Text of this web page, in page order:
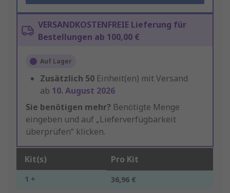
VERSANDKOSTENFREIE Lieferung für
Bestellungen ab 100,00 €
Auf Lager
Zusätzlich 50 Einheit(en) mit Versand
ab 10. August 2026
Sie benötigen mehr? Benötigte Menge
eingeben und auf „Lieferverfügbarkeit
überprüfen“ klicken.
Kit(s) Pro Kit
1 + 36,96 €